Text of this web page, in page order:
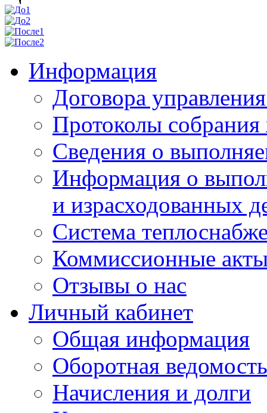
Информация
Договора
Протоколы
Сведения о
Информация о
и израсходованных
Система
Коммиссионные
Отзывы о нас
Личный кабинет
Общая информация
Оборотная ведомость
Начисления и долги